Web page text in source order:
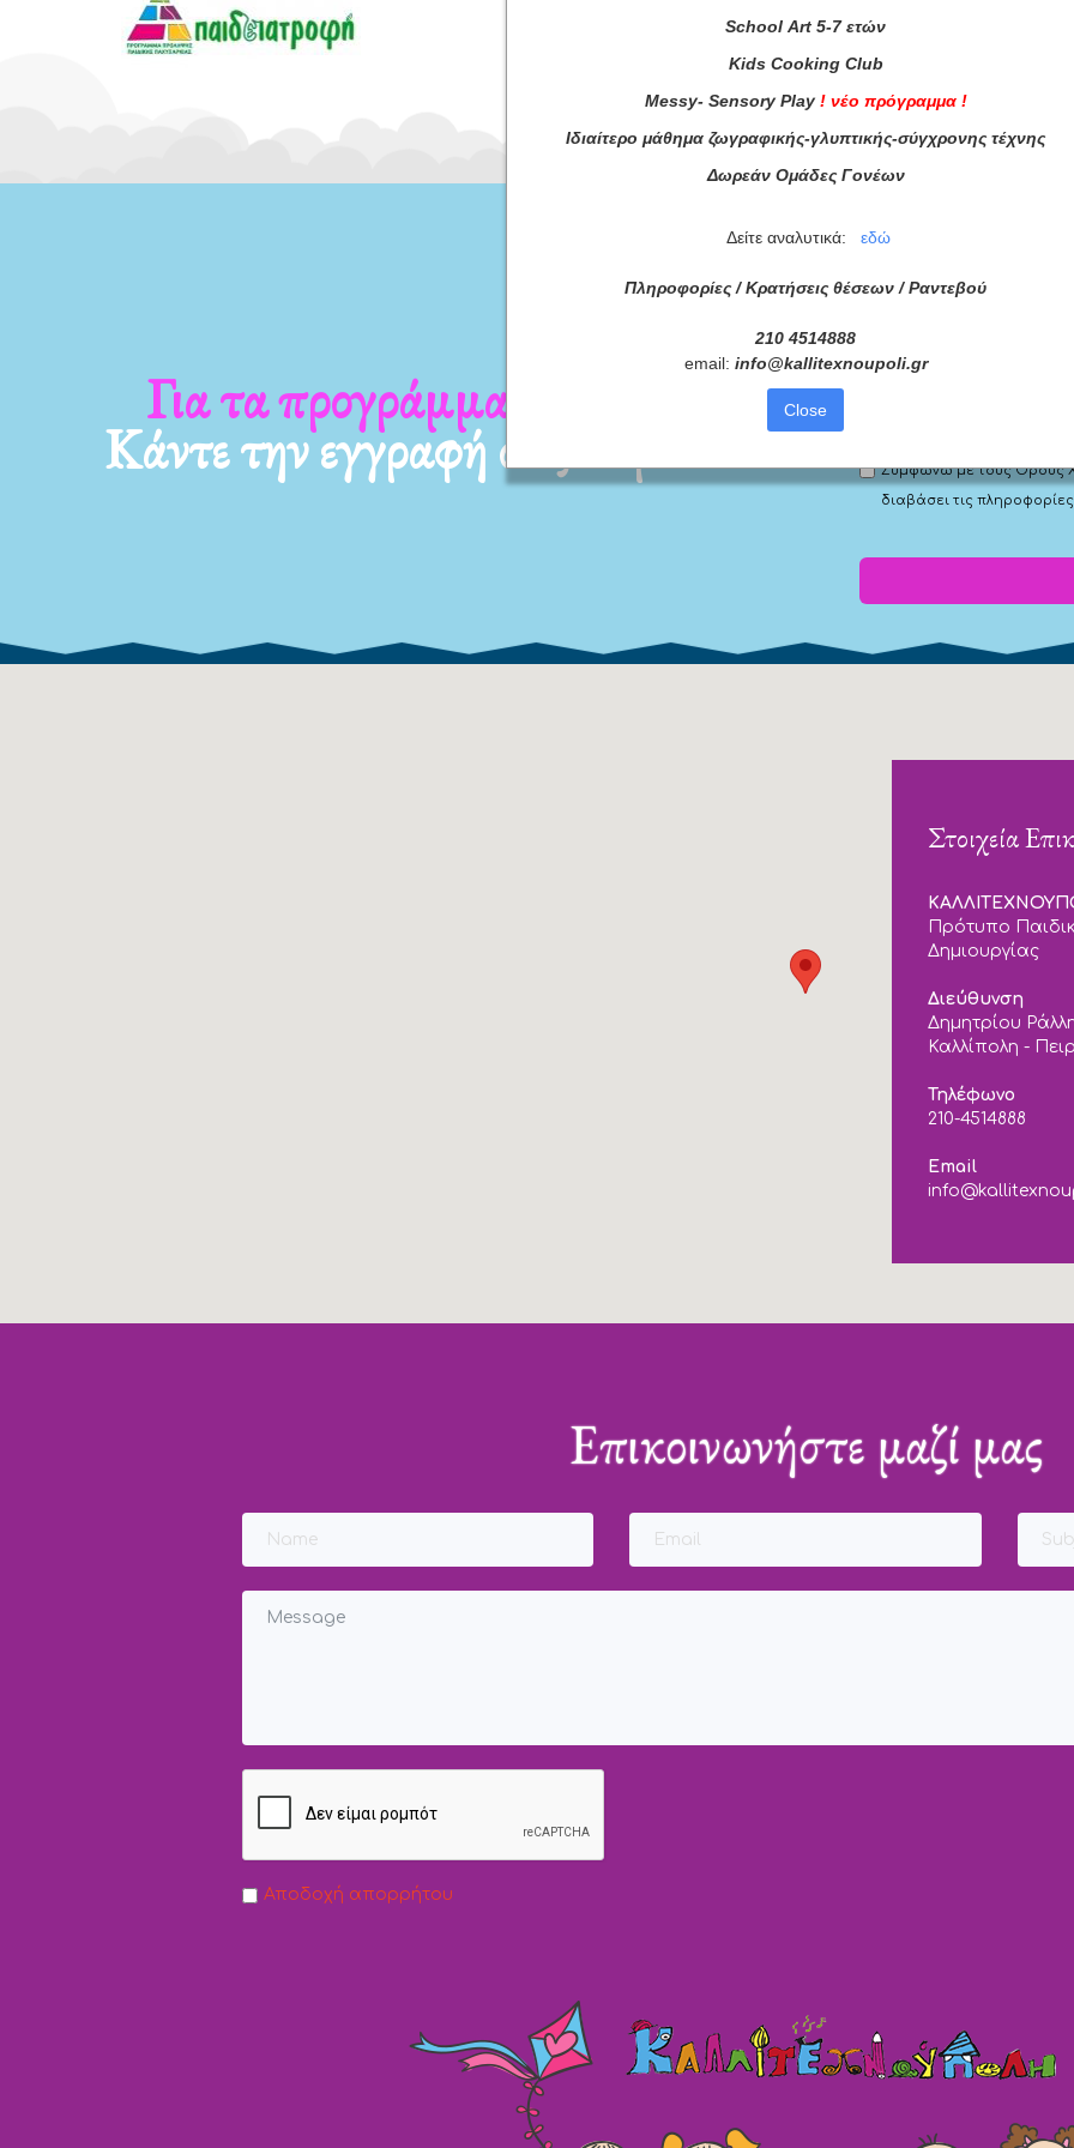
νέα μας Για τα προγράμματά μας
Κάντε την εγγραφή σας τώρα! Συμφωνώ με τουςΌρους
διαβάσει τις
Στοιχεία
Πρότυπο
Δημιουργίας
Διεύθυνση
Δημητρίου
Καλλίπολη -
Τηλέφωνο
210-4514888
Email
Επικοινωνήστε μαζί μας
Αποδοχή απορρήτου
School Art 5-7 ετών
Kids Cooking Club
Messy- Sensory Play ! νέο πρόγραμμα !
Ιδιαίτερο μάθημα ζωγραφικής-γλυπτικής-σύγχρονης τέχνης
Δωρεάν Ομάδες Γονέων
Δείτε αναλυτικά: εδώ
Πληροφορίες / Κρατήσεις θέσεων / Ραντεβού
210 4514888
email: info@kallitexnoupoli.gr
Close